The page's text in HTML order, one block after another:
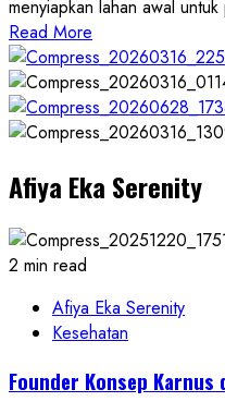
menyiapkan lahan awal
Read More
more
about
Dinas
Pertanian
dan
SWI
Boyolali
Siapkan
Awal
untuk
Singkong
Afiya Eka Serenity
2 min read
Afiya Eka Serenity
Kesehatan
Founder Konsep